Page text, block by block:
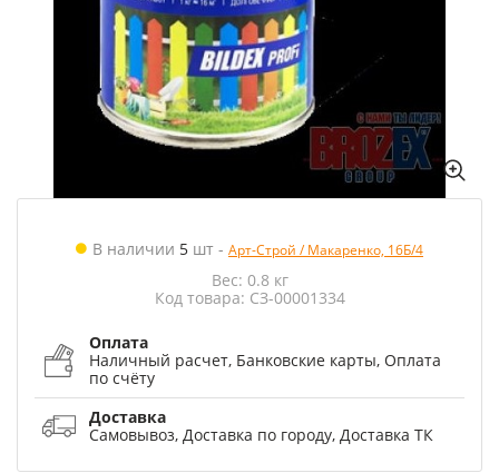
В наличии 5 шт - Арт-Строй / Макаренко, 16Б/4
Вес: 0.8 кг
Код товара: СЗ-00001334
Оплата
Наличный расчет, Банковские карты, Оплата
по счёту
Доставка
Самовывоз, Доставка по городу, Доставка ТК